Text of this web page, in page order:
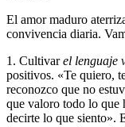
El amor maduro
convivencia diaria.
1. Cultivarel lenguaje
positivos. «Te quiero,
reconozco que no
que valoro todo lo que
decirte lo que siento».